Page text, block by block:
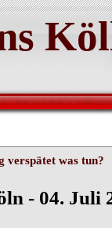
verspätet was tun?
- 04. Juli